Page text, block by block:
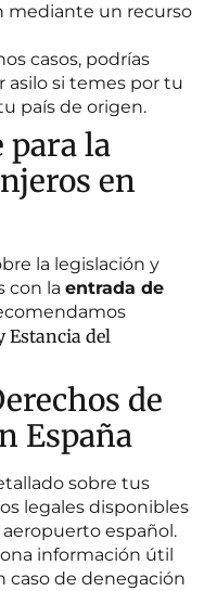
mediante un recurso
casos, podrías
asilo si temes por tu
país de origen.
para la
en
la legislación y
con la entrada de
Estancia del
de
España
sobre tus
legales disponibles
español.
información útil
caso de denegación